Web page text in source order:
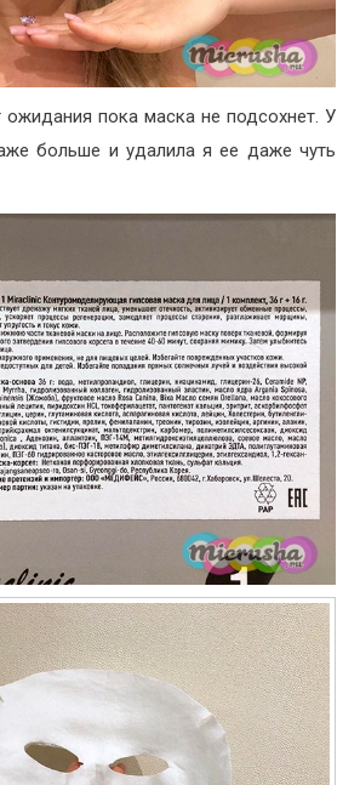
ожидания пока маска не подсохнет. У
больше и удалила я ее даже чуть